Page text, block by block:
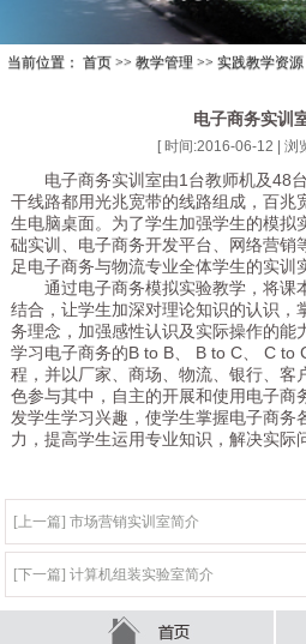
当前位置： 首页 >> 教学管理 >> 实践教学资源
电子商务实训
[ 时间:2016-06-12 | 浏
电子商务实训室由1台教师机及48
干线路都用光兆宽带的线路组成，百兆
生电脑桌面。为了学生加强学生的模拟
础实训、电子商务开发平台、网络营销
足电子商务与物流专业全体学生的实训
通过电子商务模拟实验教学，将课
结合，让学生加深对理论知识的认识，
务理念，加强感性认识及实际操作的能
学习电子商务的B to B、 B to C、 C to
程，并以厂家、商场、物流、银行、客
色参与其中，自主的开展和使用电子商
发学生学习兴趣，使学生掌握电子商务
力，提高学生运用专业知识，解决实际
[上一篇] 市场营销实训室简介
[下一篇] 计算机组装实验室简介